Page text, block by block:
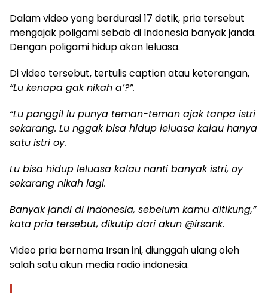
Dalam video yang berdurasi 17 detik, pria tersebut
mengajak poligami sebab di Indonesia banyak janda.
Dengan poligami hidup akan leluasa.
Di video tersebut, tertulis caption atau keterangan,
“Lu kenapa gak nikah a’?”.
“Lu panggil lu punya teman-teman ajak tanpa istri
sekarang. Lu nggak bisa hidup leluasa kalau hanya
satu istri oy.
Lu bisa hidup leluasa kalau nanti banyak istri, oy
sekarang nikah lagi.
Banyak jandi di indonesia, sebelum kamu ditikung,”
kata pria tersebut, dikutip dari akun @irsank.
Video pria bernama Irsan ini, diunggah ulang oleh
salah satu akun media radio indonesia.